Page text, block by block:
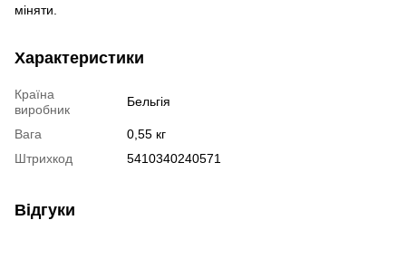
міняти.
Характеристики
Країна
виробник
Бельгія
Вага
0,55 кг
Штрихкод
5410340240571
Відгуки